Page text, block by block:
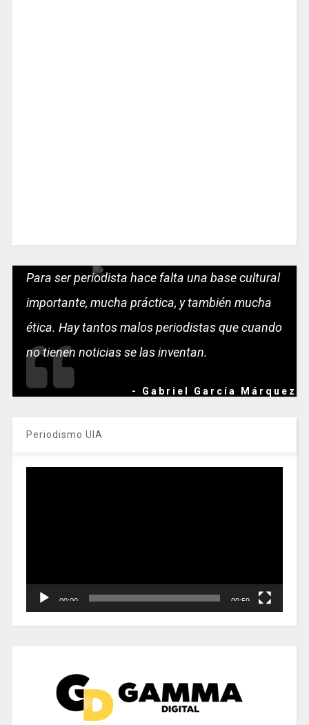
Para ser periodista hace falta una base cultural
importante, mucha práctica, y también mucha
ética. Hay tantos malos periodistas que cuando
no tienen noticias se las inventan.
- Gabriel García Márquez
Periodismo UIA
00:00 00:59